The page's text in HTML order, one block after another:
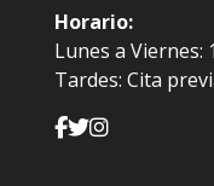
Horario:
Lunes a Viernes:
Tardes: Cita